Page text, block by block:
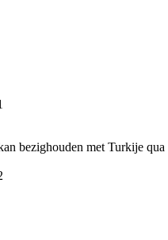
bezighouden met Turkije qua